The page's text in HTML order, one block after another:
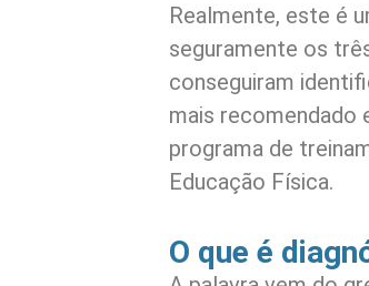
Realmente, este é
seguramente os
conseguiram
mais recomendado
programa de
Educação Física.
O que é